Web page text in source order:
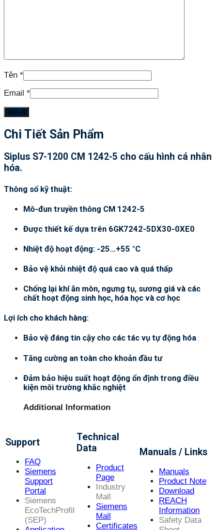
Tên *
Email *
Chi Tiết Sản Phẩm
Siplus S7-1200 CM 1242-5 cho cấu hình cá nhân
hóa.
Thông số kỹ thuật:
Mô-đun truyền thông CM 1242-5
Được thiết kế dựa trên 6GK7242-5DX30-0XE0
Nhiệt độ hoạt động: -25…+55 °C
Bảo vệ khỏi nhiệt độ quá cao và quá thấp
Chống lại khí ăn mòn, ngưng tụ, sương giá và các
chất hoạt động sinh học, hóa học và cơ học
Lợi ích cho khách hàng:
Bảo vệ đáng tin cậy cho các tác vụ tự động hóa
Tăng cường an toàn cho khoản đầu tư
Đảm bảo hiệu suất hoạt động ổn định trong điều
kiện môi trường khắc nghiệt
Additional Information
Support
FAQ
Siemens
Support
Portal
Siemens
EcoTechProfil
(SEP)
Technical
Data
Product
Page
Industry
Mall
Siemens
Mall
Certificates
Manuals / Links
Manuals
Product Note
Download
REACH
Information
Safety Data